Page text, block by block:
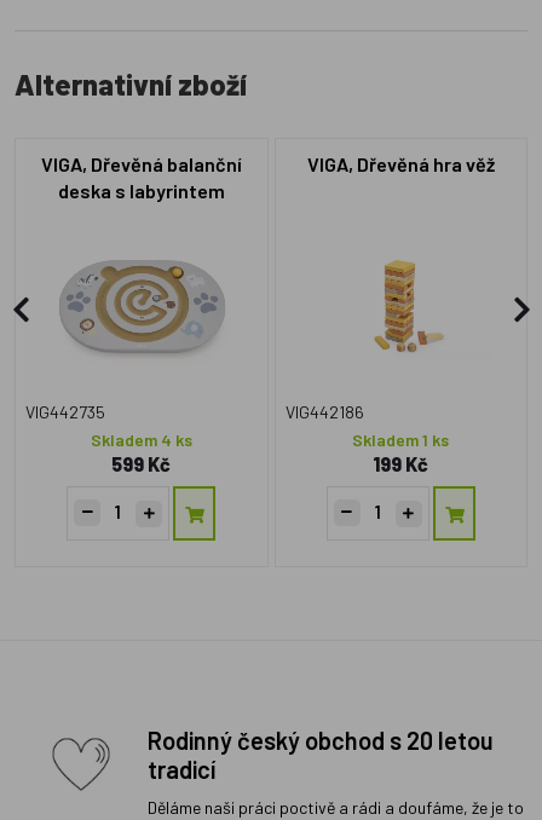
Alternativní zboží
VIGA, Dřevěná balanční
deska s labyrintem
VIG442735
Skladem 4 ks
599 Kč
VIGA, Dřevěná hra věž
VIG442186
Skladem 1 ks
199 Kč
Rodinný český obchod s 20 letou
tradicí
Děláme naši práci poctivě a rádi a doufáme, že je to